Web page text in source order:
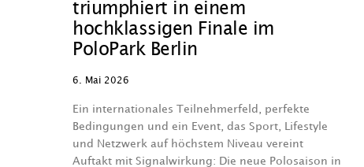
triumphiert in einem
hochklassigen Finale im
PoloPark Berlin
6. Mai 2026
Ein internationales Teilnehmerfeld, perfekte
Bedingungen und ein Event, das Sport, Lifestyle
und Netzwerk auf höchstem Niveau vereint
Auftakt mit Signalwirkung: Die neue Polosaison in